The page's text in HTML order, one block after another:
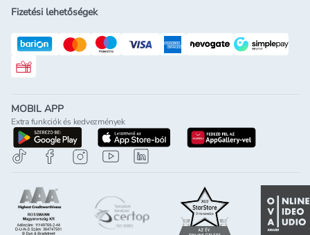
Fizetési lehetőségek
Rossmann ajándékkártya
MOBIL APP
Extra funkciók és kedvezmények
letöltés a google-play-rölletöltés az app-store-ból
letöltés